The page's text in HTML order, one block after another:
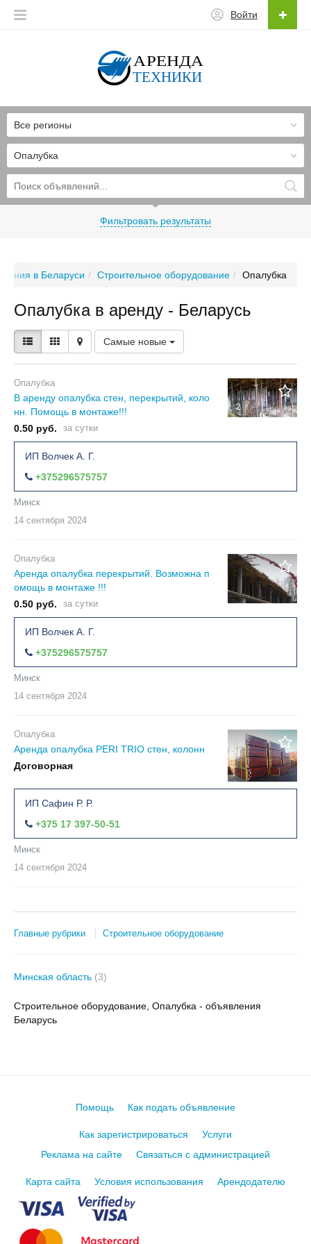
Войти
Опалубка
Все регионы
Фильтровать результаты
в Беларуси Строительное оборудование Опалубка
Опалубка в аренду - Беларусь
Самые новые
2
Опалубка
В аренду опалубка стен, перекрытий, коло
нн. Помощь в монтаже!!!
0.50 руб.
за сутки
ИП Волчек А. Г.
+375296575757
Минск
14 сентября 2024
Опалубка
Аренда опалубка перекрытий. Возможна п
омощь в монтаже !!!
0.50 руб.
за сутки
ИП Волчек А. Г.
+375296575757
Минск
14 сентября 2024
Опалубка
Аренда опалубка PERI TRIO стен, колонн
Договорная
ИП Сафин Р. Р.
+375 17 397-50-51
Минск
14 сентября 2024
Главные рубрики Строительное оборудование
Минская область (3)
Строительное оборудование, Опалубка - объявления
Беларусь
Помощь Как подать объявление
Как зарегистрироваться
Услуги
Реклама на сайте
Связаться с администрацией
Карта сайта Условия использования Арендодателю